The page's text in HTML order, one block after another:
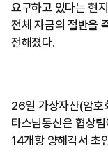
요구하고 있다는 현
전체 자금의 절반을
전해졌다.
26일 가상자산(암호
타스님통신은 협상
14개항 양해각서 초